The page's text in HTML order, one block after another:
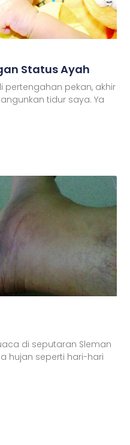
Status Ayah
pertengahan pekan, akhir
tidur saya. Ya
di seputaran Sleman
hujan seperti hari-hari